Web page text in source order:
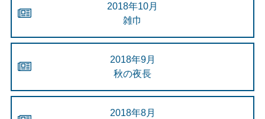
2018年10月
雑巾
2018年9月
秋の夜長
2018年8月